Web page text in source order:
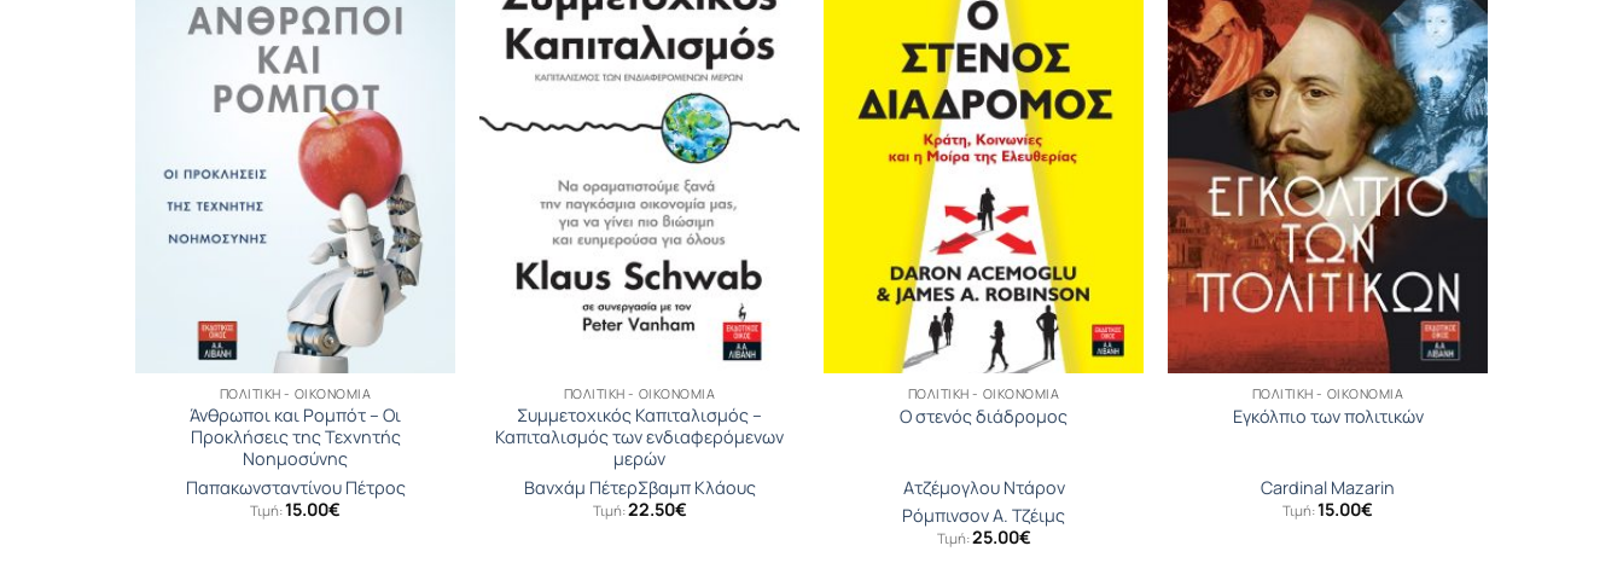
ΠΟΛΙΤΙΚΉ - ΟΙΚΟΝΟΜΊΑ
Άνθρωποι και Ρομπότ – Οι
Προκλήσεις της Τεχνητής
Νοημοσύνης
Παπακωνσταντίνου Πέτρος
Τιμή:15.00€
ΠΟΛΙΤΙΚΉ - ΟΙΚΟΝΟΜΊΑ
Συμμετοχικός Καπιταλισμός –
Καπιταλισμός των ενδιαφερόμενων
μερών
Βανχάμ ΠέτερΣβαµπ Κλάους
Τιμή:22.50€
ΠΟΛΙΤΙΚΉ - ΟΙΚΟΝΟΜΊΑ
Ο στενός διάδρομος
Ατζέμογλου Ντάρον
Ρόμπινσον Α. Τζέιμς
Τιμή:25.00€
ΠΟΛΙΤΙΚΉ - ΟΙΚΟΝΟΜΊΑ
Εγκόλπιο των πολιτικών
Cardinal Mazarin
Τιμή:15.00€